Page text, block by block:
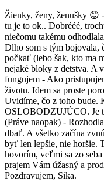
Žienky, ženy, ženušky 😊
tu je to ok.. Dobrééé,
niečomu takému
Dlho som s tým bojovala,
počkať (lebo šak, kto ma
nejaké bloky z detstva. A
fungujem - Ako
životu. Idem sa proste
Uvidíme, čo z toho bude.
OSLOBODZUJÚCO. Je
(Práve naopak) -
dbať. A všetko začína
byť len lepšie, nie horšie.
hovorím, veľmi sa zo
prajem Vám úžasný a
Pozdravujem, Sika.